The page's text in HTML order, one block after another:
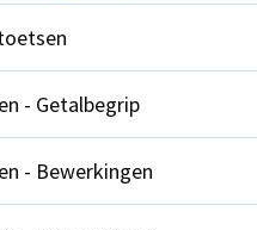
- Getalbegrip
- Bewerkingen